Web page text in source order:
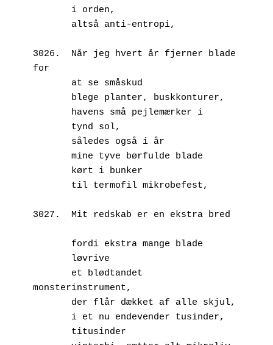
       i orden,
       altså anti-entropi,
3026.  Når jeg hvert år fjerner blade
for
       at se småskud
       blege planter, buskkonturer,
       havens små pejlemærker i
       tynd sol,
       således også i år
       mine tyve børfulde blade
       kørt i bunker
       til termofil mikrobefest,
       fordi ekstra mange blade
       løvrive
monsterinstrument,
       der flår dækket af alle skjul,
       i et nu endevender tusinder,
       titusinder